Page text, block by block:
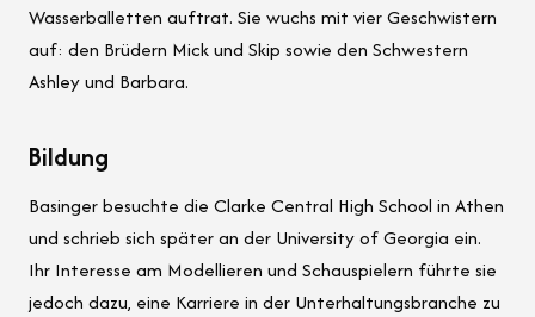
Wasserballetten auftrat. Sie wuchs mit vier Geschwistern
auf: den Brüdern Mick und Skip sowie den Schwestern
Ashley und Barbara.
Bildung
Basinger besuchte die Clarke Central High School in Athen
und schrieb sich später an der University of Georgia ein.
Ihr Interesse am Modellieren und Schauspielern führte sie
jedoch dazu, eine Karriere in der Unterhaltungsbranche zu